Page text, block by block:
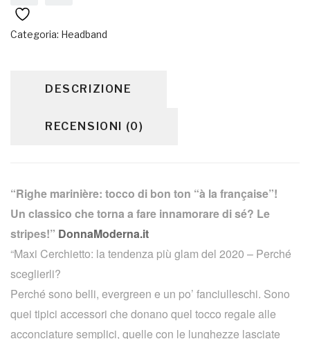
Categoria: Headband
DESCRIZIONE
RECENSIONI (0)
“Righe marinière: tocco di bon ton “à la française”!
Un classico che torna a fare innamorare di sé? Le
stripes!” DonnaModerna.it
“Maxi Cerchietto: la tendenza più glam del 2020 – Perché
sceglierli?
Perché sono belli, evergreen e un po’ fanciulleschi. Sono
quei tipici accessori che donano quel tocco regale alle
acconciature semplici, quelle con le lunghezze lasciate